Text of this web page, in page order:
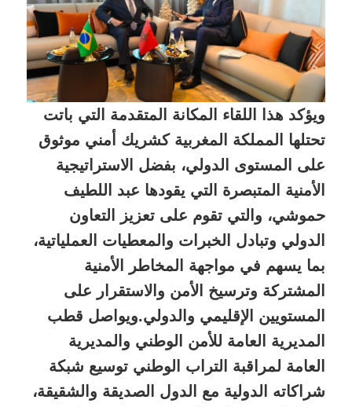
ويؤكد هذا اللقاء المكانة المتقدمة التي باتت
تحتلها المملكة المغربية كشريك أمني موثوق
على المستوى الدولي، بفضل الاستراتيجية
الأمنية المتبصرة التي يقودها عبد اللطيف
حموشي، والتي تقوم على تعزيز التعاون
الدولي وتبادل الخبرات والمعطيات العملياتية،
بما يسهم في مواجهة المخاطر الأمنية
المشتركة وترسيخ الأمن والاستقرار على
المستويين الإقليمي والدولي.ويواصل قطب
المديرية العامة للأمن الوطني والمديرية
العامة لمراقبة التراب الوطني توسيع شبكة
شراكاته الدولية مع الدول الصديقة والشقيقة،